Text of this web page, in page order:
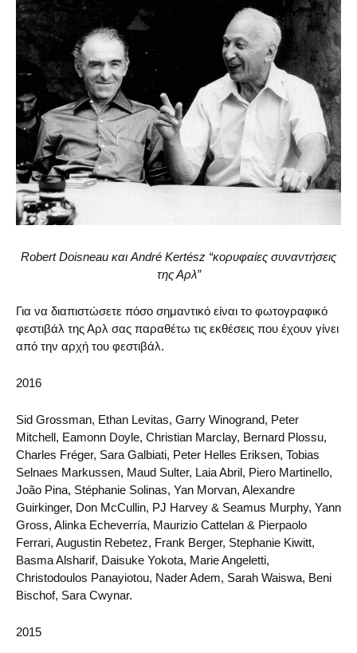
Robert Doisneau και André Kertész “κορυφαίες συναντήσεις
της Αρλ”
Για να διαπιστώσετε πόσο σημαντικό είναι το φωτογραφικό
φεστιβάλ της Αρλ σας παραθέτω τις εκθέσεις που έχουν γίνει
από την αρχή του φεστιβάλ.
2016
Sid Grossman, Ethan Levitas, Garry Winogrand, Peter
Mitchell, Eamonn Doyle, Christian Marclay, Bernard Plossu,
Charles Fréger, Sara Galbiati, Peter Helles Eriksen, Tobias
Selnaes Markussen, Maud Sulter, Laia Abril, Piero Martinello,
João Pina, Stéphanie Solinas, Yan Morvan, Alexandre
Guirkinger, Don McCullin, PJ Harvey & Seamus Murphy, Yann
Gross, Alinka Echeverría, Maurizio Cattelan & Pierpaolo
Ferrari, Augustin Rebetez, Frank Berger, Stephanie Kiwitt,
Basma Alsharif, Daisuke Yokota, Marie Angeletti,
Christodoulos Panayiotou, Nader Adem, Sarah Waiswa, Beni
Bischof, Sara Cwynar.
2015